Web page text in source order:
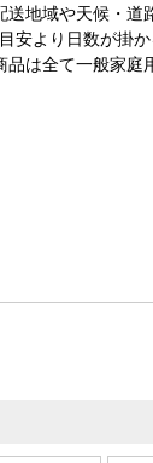
送地域や天候・道
安より日数が掛
品は全て一般家庭